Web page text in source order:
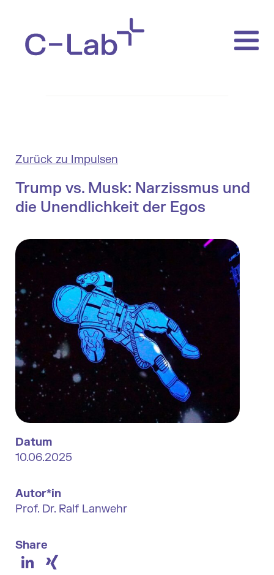
Zurück zu Impulsen
Trump vs. Musk: Narzissmus und
die Unendlichkeit der Egos
Datum
10.06.2025
Autor*in
Prof. Dr. Ralf Lanwehr
Share
LinkedIn